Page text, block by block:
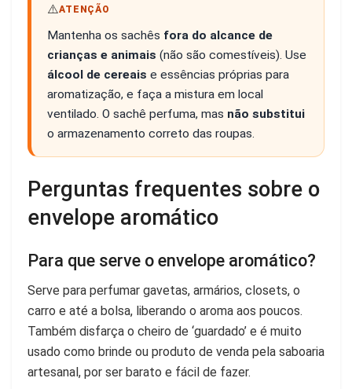
⚠️ATENÇÃO
Mantenha os sachês fora do alcance de
crianças e animais (não são comestíveis). Use
álcool de cereais e essências próprias para
aromatização, e faça a mistura em local
ventilado. O sachê perfuma, mas não substitui
o armazenamento correto das roupas.
Perguntas frequentes sobre o
envelope aromático
Para que serve o envelope aromático?
Serve para perfumar gavetas, armários, closets, o
carro e até a bolsa, liberando o aroma aos poucos.
Também disfarça o cheiro de ‘guardado’ e é muito
usado como brinde ou produto de venda pela saboaria
artesanal, por ser barato e fácil de fazer.